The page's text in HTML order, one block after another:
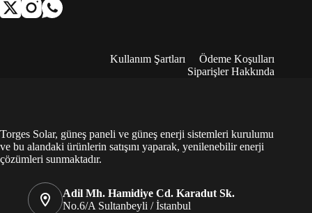
Kullanım Şartları
Ödeme Koşulları
Siparişler Hakkında
Torges Solar, güneş paneli ve güneş enerji sistemleri kurulumu
ve bu alandaki ürünlerin satışını yaparak, yenilenebilir enerji
çözümleri sunmaktadır.
Adil Mh. Hamidiye Cd. Karadut Sk.
No.6/A Sultanbeyli / İstanbul